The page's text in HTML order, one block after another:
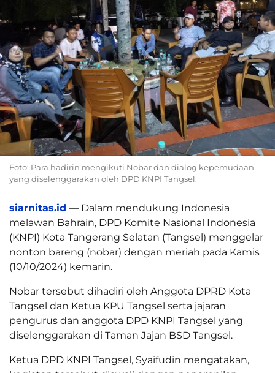
Foto: Para hadirin mengikuti Nobar dan dialog kepemudaan
yang diselenggarakan oleh DPD KNPI Tangsel.
siarnitas.id — Dalam mendukung Indonesia
melawan Bahrain, DPD Komite Nasional Indonesia
(KNPI) Kota Tangerang Selatan (Tangsel) menggelar
nonton bareng (nobar) dengan meriah pada Kamis
(10/10/2024) kemarin.
Nobar tersebut dihadiri oleh Anggota DPRD Kota
Tangsel dan Ketua KPU Tangsel serta jajaran
pengurus dan anggota DPD KNPI Tangsel yang
diselenggarakan di Taman Jajan BSD Tangsel.
Ketua DPD KNPI Tangsel, Syaifudin mengatakan,